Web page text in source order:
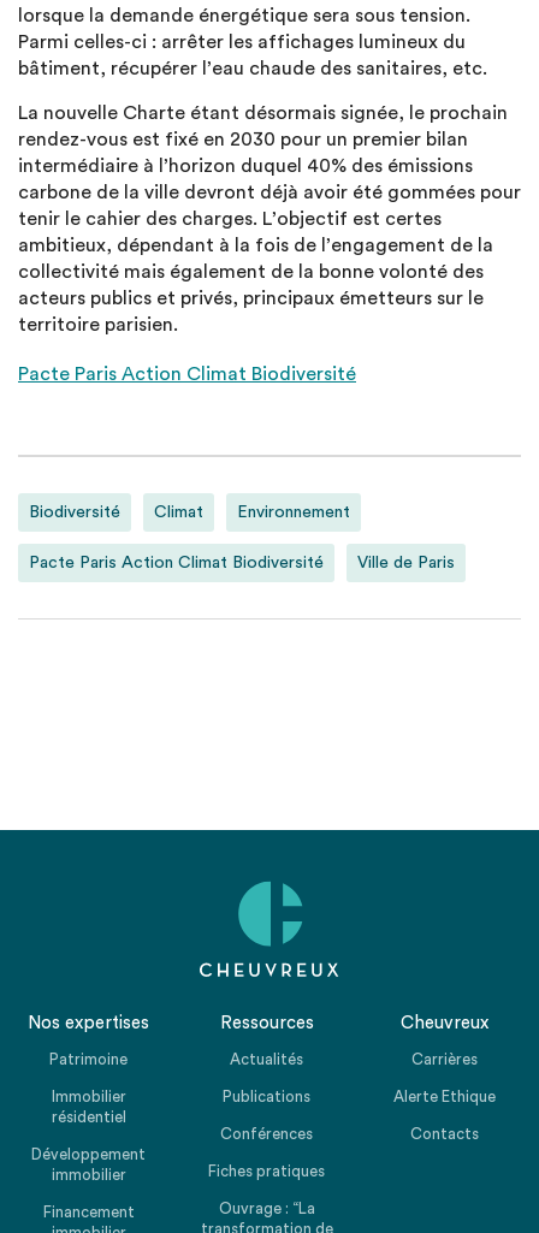
lorsque la demande énergétique sera sous tension.
Parmi celles-ci : arrêter les affichages lumineux du
bâtiment, récupérer l’eau chaude des sanitaires, etc.
La nouvelle Charte étant désormais signée, le prochain
rendez-vous est fixé en 2030 pour un premier bilan
intermédiaire à l’horizon duquel 40% des émissions
carbone de la ville devront déjà avoir été gommées pour
tenir le cahier des charges. L’objectif est certes
ambitieux, dépendant à la fois de l’engagement de la
collectivité mais également de la bonne volonté des
acteurs publics et privés, principaux émetteurs sur le
territoire parisien.
Pacte Paris Action Climat Biodiversité
Biodiversité Climat Environnement
Pacte Paris Action Climat Biodiversité Ville de Paris
Nos expertises
Patrimoine
Immobilier
résidentiel
Développement
immobilier
Financement
Ressources
Actualités
Publications
Conférences
Fiches pratiques
Ouvrage : “La
transformation de
Cheuvreux
Carrières
Alerte Ethique
Contacts